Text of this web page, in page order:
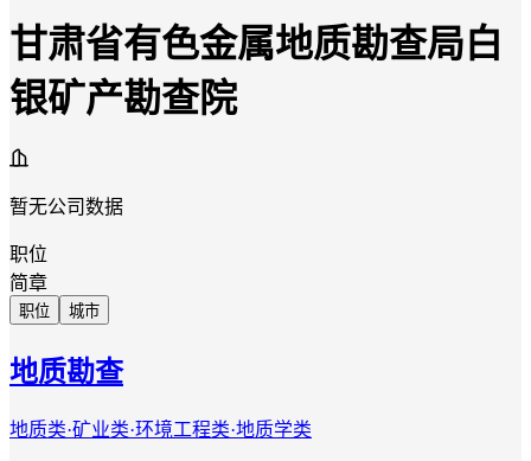
甘肃省有色金属地质勘查局白
银矿产勘查院
暂无公司数据
职位
简章
职位 城市
地质勘查
地质类·矿业类·环境工程类·地质学类